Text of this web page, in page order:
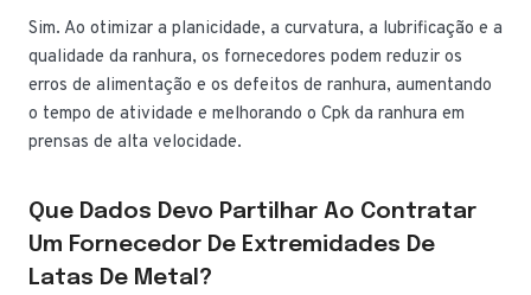
Sim. Ao otimizar a planicidade, a curvatura, a lubrificação e a
qualidade da ranhura, os fornecedores podem reduzir os
erros de alimentação e os defeitos de ranhura, aumentando
o tempo de atividade e melhorando o Cpk da ranhura em
prensas de alta velocidade.
Que Dados Devo Partilhar Ao Contratar
Um Fornecedor De Extremidades De
Latas De Metal?